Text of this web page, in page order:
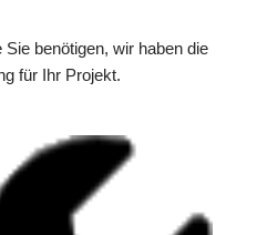
benötigen, wir haben die
für Ihr Projekt.